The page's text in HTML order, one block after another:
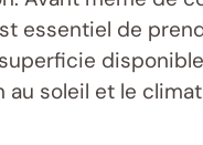
essentiel de
au soleil et le